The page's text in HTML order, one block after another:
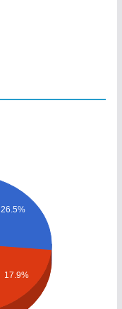
26.5%
17.9%